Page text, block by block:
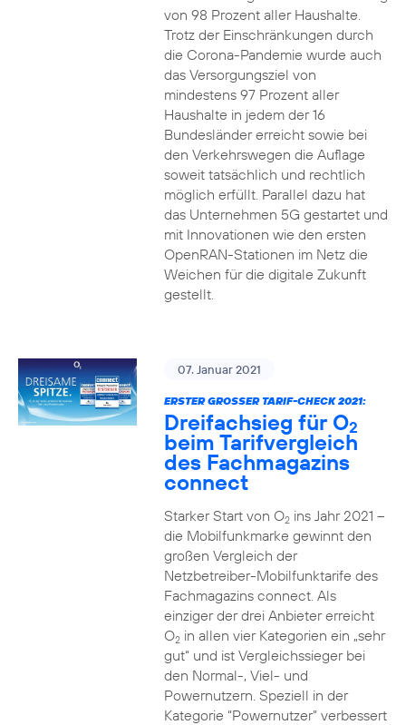
von 98 Prozent aller Haushalte.
Trotz der Einschränkungen durch
die Corona-Pandemie wurde auch
das Versorgungsziel von
mindestens 97 Prozent aller
Haushalte in jedem der 16
Bundesländer erreicht sowie bei
den Verkehrswegen die Auflage
soweit tatsächlich und rechtlich
möglich erfüllt. Parallel dazu hat
das Unternehmen 5G gestartet und
mit Innovationen wie den ersten
OpenRAN-Stationen im Netz die
Weichen für die digitale Zukunft
gestellt.
07. Januar 2021
ERSTER GROSSER TARIF-CHECK 2021:
Dreifachsieg für O2
beim Tarifvergleich
des Fachmagazins
connect
Starker Start von O2ins Jahr 2021 –
die Mobilfunkmarke gewinnt den
großen Vergleich der
Netzbetreiber-Mobilfunktarife des
Fachmagazins connect. Als
einziger der drei Anbieter erreicht
O2in allen vier Kategorien ein „sehr
gut“ und ist Vergleichssieger bei
den Normal-, Viel- und
Powernutzern. Speziell in der
Kategorie “Powernutzer” verbessert